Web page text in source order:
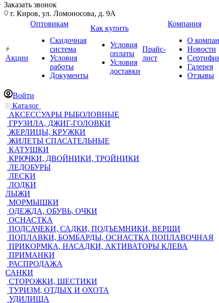
Заказать звонок
г. Киров, ул. Ломоносова, д. 9А
Акции
Оптовикам
Скидочная
система
Условия
работы
Документы
Как купить
Условия
оплаты
Условия
доставки
Прайс-
лист
Компания
О
Новости
Галерея
Отзывы
Войти
Каталог
АКСЕССУАРЫ РЫБОЛОВНЫЕ
ГРУЗИЛА, ДЖИГ-ГОЛОВКИ
ЖЕРЛИЦЫ, КРУЖКИ
ЖИЛЕТЫ СПАСАТЕЛЬНЫЕ
КАТУШКИ
КРЮЧКИ, ДВОЙНИКИ, ТРОЙНИКИ
ЛЕДОБУРЫ
ЛЕСКИ
ЛОДКИ
ЛЫЖИ
МОРМЫШКИ
ОДЕЖДА, ОБУВЬ, ОЧКИ
ОСНАСТКА
ПОДСАЧЕКИ, САДКИ, ПОДЪЕМНИКИ, ВЕРШИ
ПОПЛАВКИ, БОМБАРДЫ, ОСНАСТКА ПОПЛАВОЧНАЯ
ПРИКОРМКА, НАСАДКИ, АКТИВАТОРЫ КЛЕВА
ПРИМАНКИ
РАСПРОДАЖА
САНКИ
СТОРОЖКИ, ШЕСТИКИ
ТУРИЗМ, ОТДЫХ И ОХОТА
УДИЛИЩА